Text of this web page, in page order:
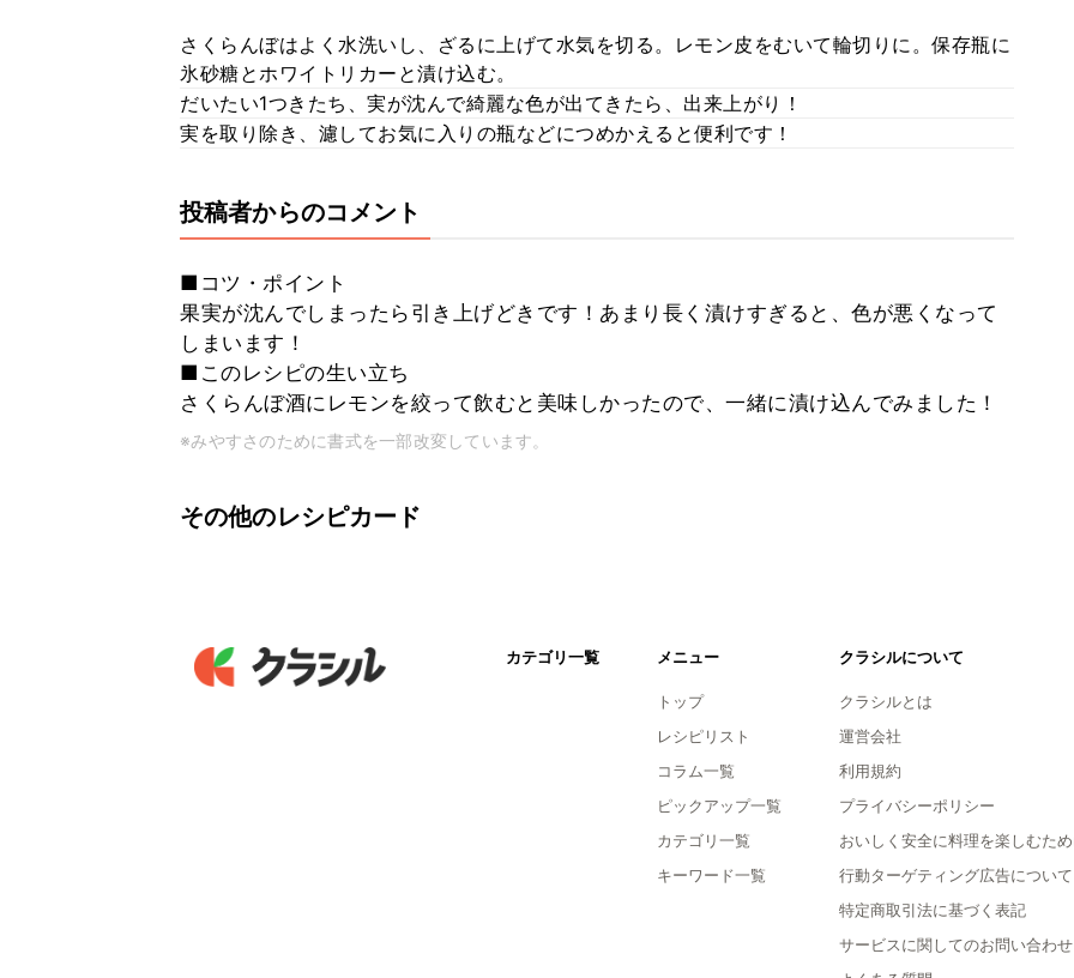
さくらんぼはよく水洗いし、ざるに上げて水気を切る。レモン皮をむいて輪切りに。保存瓶に
氷砂糖とホワイトリカーと漬け込む。
だいたい1つきたち、実が沈んで綺麗な色が出てきたら、出来上がり！
実を取り除き、濾してお気に入りの瓶などにつめかえると便利です！
投稿者からのコメント
■コツ・ポイント
果実が沈んでしまったら引き上げどきです！あまり長く漬けすぎると、色が悪くなって
しまいます！
■このレシピの生い立ち
さくらんぼ酒にレモンを絞って飲むと美味しかったので、一緒に漬け込んでみました！
※みやすさのために書式を一部改変しています。
その他のレシピカード
カテゴリ一覧 メニュー
トップ
レシピリスト
コラム一覧
ピックアップ一覧
カテゴリ一覧
キーワード一覧
クラシルについて
クラシルとは
運営会社
利用規約
プライバシーポリシー
おいしく安全に料理を楽しむため
行動ターゲティング広告について
特定商取引法に基づく表記
サービスに関してのお問い合わせ